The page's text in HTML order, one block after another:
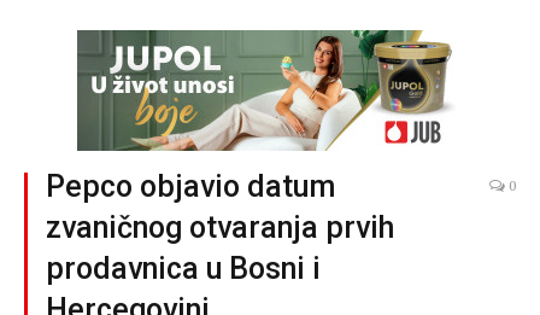
Pepco objavio datum
zvaničnog otvaranja prvih
prodavnica u Bosni i
0